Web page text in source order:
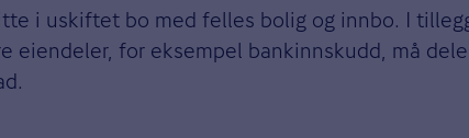
i uskiftet bo med felles bolig og innbo. I
eiendeler, for eksempel bankinnskudd, må